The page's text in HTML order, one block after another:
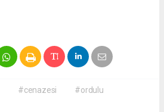
#cenazesi
#ordulu